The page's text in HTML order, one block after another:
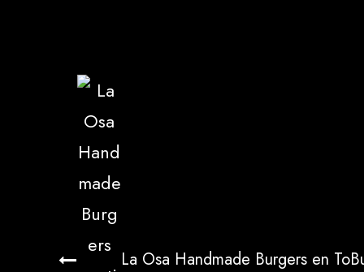
La Osa Handmade Burgers en